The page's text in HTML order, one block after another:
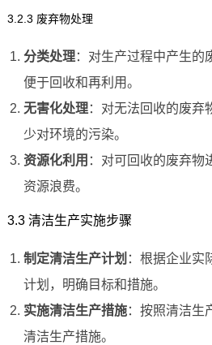
3.2.3 废弃物处理
分类处理：对生产过程中产生的
便于回收和再利用。
无害化处理：对无法回收的废弃
少对环境的污染。
资源化利用 ：对可回收的废弃物
资源浪费。
3.3 清洁生产实施步骤
制定清洁生产计划 ：根据企业实
计划，明确目标和措施。
实施清洁生产措施：按照清洁生
清洁生产措施。